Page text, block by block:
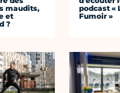
maudits,
et
?
podcast «
Fumoir »